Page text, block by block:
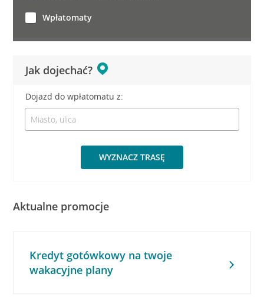
Jak dojechać?
Dojazd do wpłatomatu z:
WYZNACZ TRASĘ
Wpłatomaty
Aktualne promocje
Kredyt gotówkowy na twoje
wakacyjne plany